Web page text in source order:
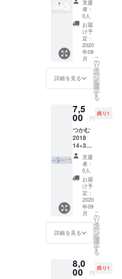
m 紙に
アクリ
ル、イ
ンク
支援
者：
0人
お届
け予
定：
2020
年09
月
詳細を見る
こ
の
リ
タ
ー
ン
を
選
択
す
る
7,5
00 円
残り1
つかむ
2018
14×38c
m パネ
ルに
紙 ア
クリ
ル、イ
ンク、
パステ
ルなの
でその
まま壁
に掛け
られま
支援
者：
0人
お届
け予
定：
2020
年09
月
詳細を見る
こ
の
リ
タ
ー
ン
を
選
択
す
る
8,0
00 円
残り1